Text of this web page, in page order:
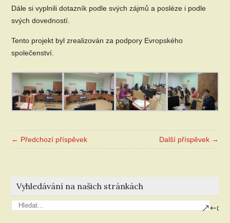
Dále si vyplnili dotazník podle svých zájmů a posléze i podle
svých dovedností.
Tento projekt byl zrealizován za podpory Evropského
společenství.
← Předchozí příspěvek Další příspěvek →
Vyhledávání na našich stránkách